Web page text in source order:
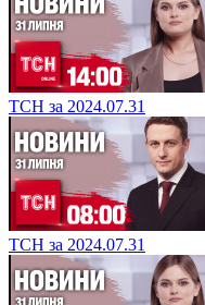
ТСН за 2024.07.31
ТСН за 2024.07.31